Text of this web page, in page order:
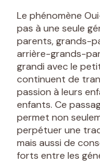
Le phénomène
pas à une seule
parents, grands-
arrière-grands-
grandi avec le
continuent de
passion à leurs
enfants. Ce
permet non
perpétuer une
mais aussi de
forts entre les